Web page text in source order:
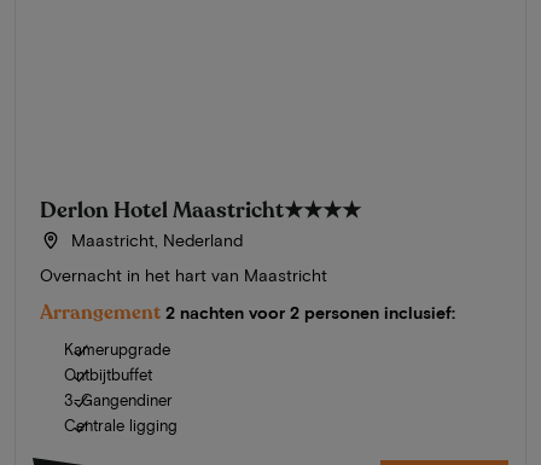
Derlon Hotel Maastricht★★★★
Maastricht, Nederland
Overnacht in het hart van Maastricht
Arrangement 2 nachten voor 2 personen inclusief:
Kamerupgrade
Ontbijtbuffet
3-Gangendiner
Centrale ligging